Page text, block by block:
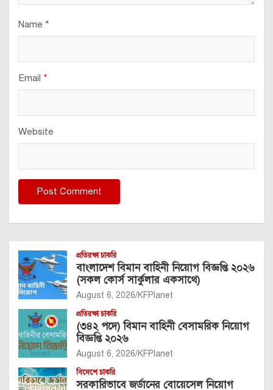
Name *
Email *
Website
প্রতিরক্ষা চাকরি
বাংলাদেশ বিমান বাহিনী নিয়োগ বিজ্ঞপ্তি ২০২৬
(সকল কোর্স সার্কুলার একসাথে)
August 6, 2026 KFPlanet
প্রতিরক্ষা চাকরি
(৩৪২ পদে) বিমান বাহিনী বেসামরিক নিয়োগ
বিজ্ঞপ্তি ২০২৬
August 6, 2026 KFPlanet
বিদেশে চাকরি
সরকারিভাবে জর্ডানের বোয়েসেল নিয়োগ